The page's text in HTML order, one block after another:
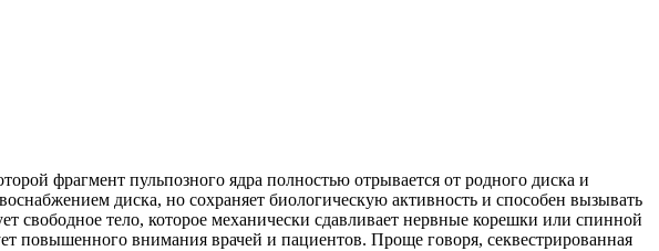
фрагмент пульпозного ядра полностью отрывается от родного диска и
диска, но сохраняет биологическую активность и способен вызывать
тело, которое механически сдавливает нервные корешки или спинной
повышенного внимания врачей и пациентов. Проще говоря, секвестрированная